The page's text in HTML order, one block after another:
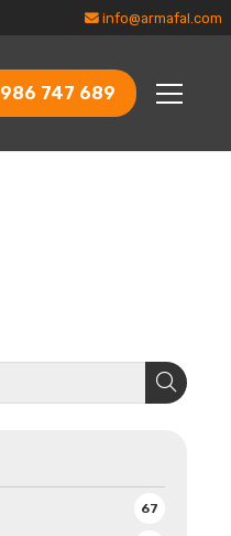
info@armafal.com
986 747 689
67